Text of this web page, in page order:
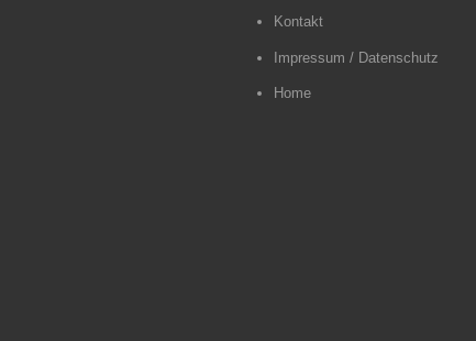
Kontakt
Impressum / Datenschutz
Home